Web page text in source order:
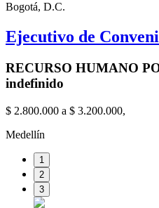
Bogotá, D.C.
Ejecutivo de
RECURSO HUMANO
indefinido
$ 2.800.000 a $ 3.200.000,
Medellín
1
2
3